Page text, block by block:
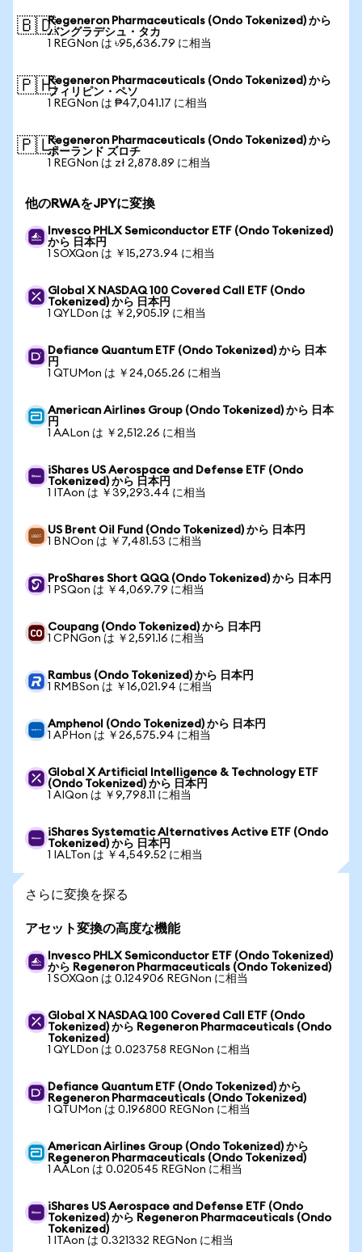
🇧🇩Regeneron Pharmaceuticals (Ondo Tokenized) から
バングラデシュ・タカ
1 REGNon は ৳95,636.79 に相当
🇵🇭Regeneron Pharmaceuticals (Ondo Tokenized) から
フィリピン・ペソ
1 REGNon は ₱47,041.17 に相当
🇵🇱Regeneron Pharmaceuticals (Ondo Tokenized) から
ポーランド ズロチ
1 REGNon は zł 2,878.89 に相当
他のRWAをJPYに変換
Invesco PHLX Semiconductor ETF (Ondo Tokenized)
から 日本円
1 SOXQon は ￥15,273.94 に相当
Global X NASDAQ 100 Covered Call ETF (Ondo
Tokenized) から 日本円
1 QYLDon は ￥2,905.19 に相当
Defiance Quantum ETF (Ondo Tokenized) から 日本
円
1 QTUMon は ￥24,065.26 に相当
American Airlines Group (Ondo Tokenized) から 日本
円
1 AALon は ￥2,512.26 に相当
iShares US Aerospace and Defense ETF (Ondo
Tokenized) から 日本円
1 ITAon は ￥39,293.44 に相当
US Brent Oil Fund (Ondo Tokenized) から 日本円
1 BNOon は ￥7,481.53 に相当
ProShares Short QQQ (Ondo Tokenized) から 日本円
1 PSQon は ￥4,069.79 に相当
Coupang (Ondo Tokenized) から 日本円
1 CPNGon は ￥2,591.16 に相当
Rambus (Ondo Tokenized) から 日本円
1 RMBSon は ￥16,021.94 に相当
Amphenol (Ondo Tokenized) から 日本円
1 APHon は ￥26,575.94 に相当
Global X Artificial Intelligence & Technology ETF
(Ondo Tokenized) から 日本円
1 AIQon は ￥9,798.11 に相当
iShares Systematic Alternatives Active ETF (Ondo
Tokenized) から 日本円
1 IALTon は ￥4,549.52 に相当
さらに変換を探る
アセット変換の高度な機能
Invesco PHLX Semiconductor ETF (Ondo Tokenized)
から Regeneron Pharmaceuticals (Ondo Tokenized)
1 SOXQon は 0.124906 REGNon に相当
Global X NASDAQ 100 Covered Call ETF (Ondo
Tokenized) から Regeneron Pharmaceuticals (Ondo
Tokenized)
1 QYLDon は 0.023758 REGNon に相当
Defiance Quantum ETF (Ondo Tokenized) から
Regeneron Pharmaceuticals (Ondo Tokenized)
1 QTUMon は 0.196800 REGNon に相当
American Airlines Group (Ondo Tokenized) から
Regeneron Pharmaceuticals (Ondo Tokenized)
1 AALon は 0.020545 REGNon に相当
iShares US Aerospace and Defense ETF (Ondo
Tokenized) から Regeneron Pharmaceuticals (Ondo
Tokenized)
1 ITAon は 0.321332 REGNon に相当